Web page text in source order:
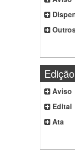
Aviso
Edital
Ata